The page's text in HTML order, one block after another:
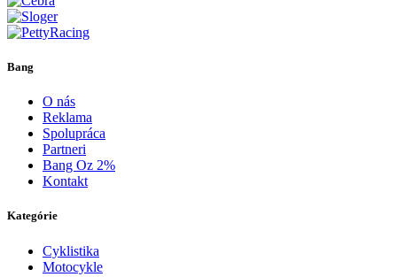
Bang
O nás
Reklama
Spolupráca
Partneri
Bang Oz 2%
Kontakt
Kategórie
Cyklistika
Motocykle